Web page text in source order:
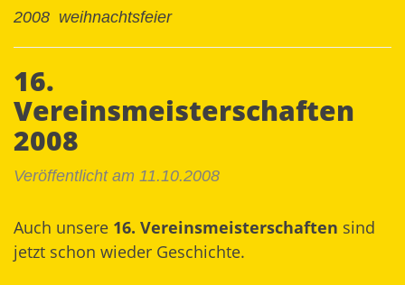
2008 weihnachtsfeier
16.
Vereinsmeisterschaften
2008
Veröffentlicht am 11.10.2008
Auch unsere 16. Vereinsmeisterschaften sind
jetzt schon wieder Geschichte.